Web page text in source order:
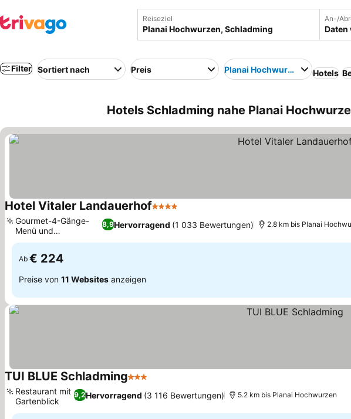
Reiseziel An-/
Daten
Filter Sortiert nach Preis Planai Hochwurzen Hotels
Hotels Schladming nahe Planai
Hotel Vitaler Landauerhof4 Sterne
8,9Hervorragend (1 033 Bewertungen)
Gourmet-4-Gänge-
Menü und
Weinauswahl
2.8 km bis Planai
Ab € 224
Preise von 11 Websites anzeigen
TUI BLUE Schladming3 Sterne
9,2Hervorragend (3 116 Bewertungen)
Restaurant mit
Gartenblick
5.2 km bis Planai Hochwurzen